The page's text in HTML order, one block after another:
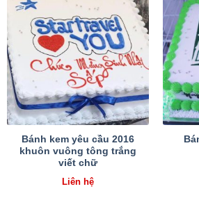
Bánh kem yêu cầu 2016
khuôn vuông tông trắng
viết chữ
Liên hệ